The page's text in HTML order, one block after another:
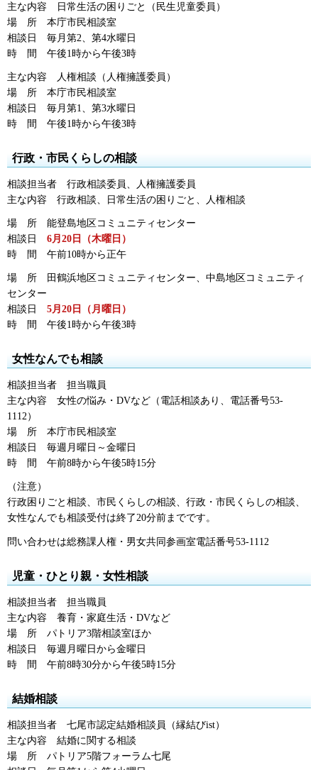
主な内容 日常生活の困りごと（民生児童委員）
場
所 本庁市民相談室
相談日
毎 月第2、第4水曜日
時
間 午後1時から午後3時
主な内容 人 権相談（人権擁護委員）
場
所 本庁市民相談室
相談日
毎 月第1、第3水曜日
時
間 午後1時から午後3時
行政・市民くらしの相談
相談担当者 行政相談委員、人権擁護委員
主な内容
行政相談、日常生活の困りごと、人権相談
場 所 能登島地区コミュニティセンター
相談日
6月20日（木曜日）
時
間 午前10時から正午
場 所 田 鶴浜地区コミュニティセンター、中島地区コミュニティ
センター
相談日
5月20日（月曜日）
時
間 午後1時から午後3時
女性なんでも相談
相談担当者 担 当職員
主な内容
女性の悩み・DVなど（電話相談あり、電話番号53-
1112）
場
所 本庁市民相談室
相談日
毎週月曜日～金曜日
時
間 午前8時から午後5時15分
（注意）
行政困りごと相談、市民くらしの相談、行政・市民くらしの相談、
女性なんでも相談受付は終了20分前までです。
問い合わせは総務課人権・男女共同参画室電話番号53-1112
児童・ひとり親・女性相談
相談担当者 担 当職員
主な内容
養育・家庭生活・DVなど
場
所 パ トリア3階相談室ほか
相談日
毎週月曜日から金曜日
時
間 午前8時30分から午後5時15分
結婚相談
相談担当者 七尾市認定結婚相談員（縁結びist）
主な内容
結婚に関する相談
場
所 パ トリア5階フォーラム七尾